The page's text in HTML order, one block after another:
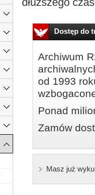
Dostęp do
Archiwum
od 1993
Ponad
Zamów
Masz już